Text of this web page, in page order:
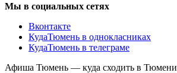
Мы в социальных сетях
Вконтакте
КудаТюмень в однокласниках
КудаТюмень в телеграме
Афиша Тюмень — куда сходить в Тюмени